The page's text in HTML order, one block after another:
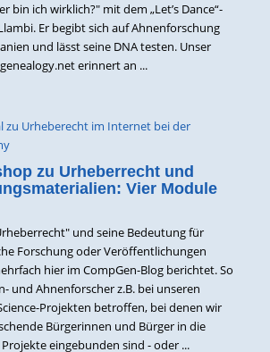
bin ich wirklich?" mit dem „Let’s Dance“-
Er begibt sich auf Ahnenforschung
und lässt seine DNA testen. Unser
erinnert an ...
zu Urheberrecht und
Vier Module
und seine Bedeutung für
Forschung oder Veröffentlichungen
hier im CompGen-Blog berichtet. So
und Ahnenforscher z.B. bei unseren
Projekten betroffen, bei denen wir
Bürgerinnen und Bürger in die
eingebunden sind - oder ...